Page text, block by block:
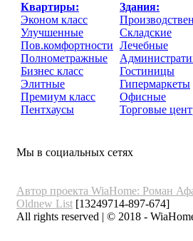
Квартиры:
Эконом класс
Улучшенные
Пов.комфортности
Полнометражные
Бизнес класс
Элитные
Премиум класс
Пентхаусы
Здания:
Складские
Лечебные
Гостиницы
Гипермаркеты
Офисные
Торговые
Мы в социальных сетях
Автор проекта WiaHome: Роман
Oldnew List [13249714-897-674]
All rights reserved | © 2018 -